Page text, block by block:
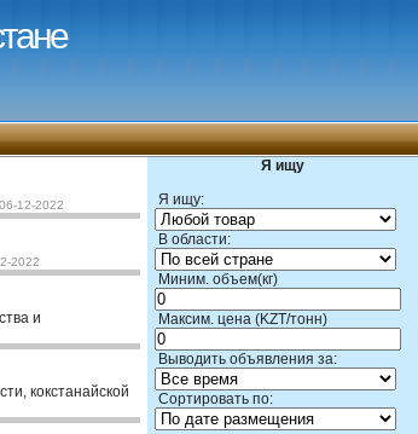
Я ищу
Я ищу:
В области:
Миним. объем(кг)
Максим. цена (KZT/тонн)
Выводить объявления за:
Сортировать по:
06-12-2022
2022
и
кокстанайской